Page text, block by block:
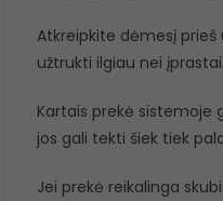
Atkreipkite dėmesį prieš
užtrukti ilgiau nei įprastai.
Kartais prekė sistemoje
jos gali tekti šiek tiek
Jei prekė reikalinga